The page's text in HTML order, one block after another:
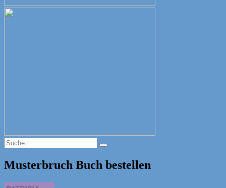
Suche
nach:
Suche
Musterbruch Buch bestellen